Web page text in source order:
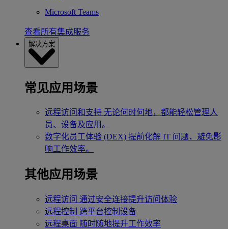
Microsoft Teams
查看所有集成服务
解决方案
常见应用场景
远程访问和支持 无论何时何地，都能轻松管理人
员、设备及应用。
数字化员工体验 (DEX) 提前化解 IT 问题，避免影
响工作效率。
其他应用场景
远程访问 通过安全连接提升访问体验
远程控制 跨平台控制设备
远程桌面 随时随地提升工作效率